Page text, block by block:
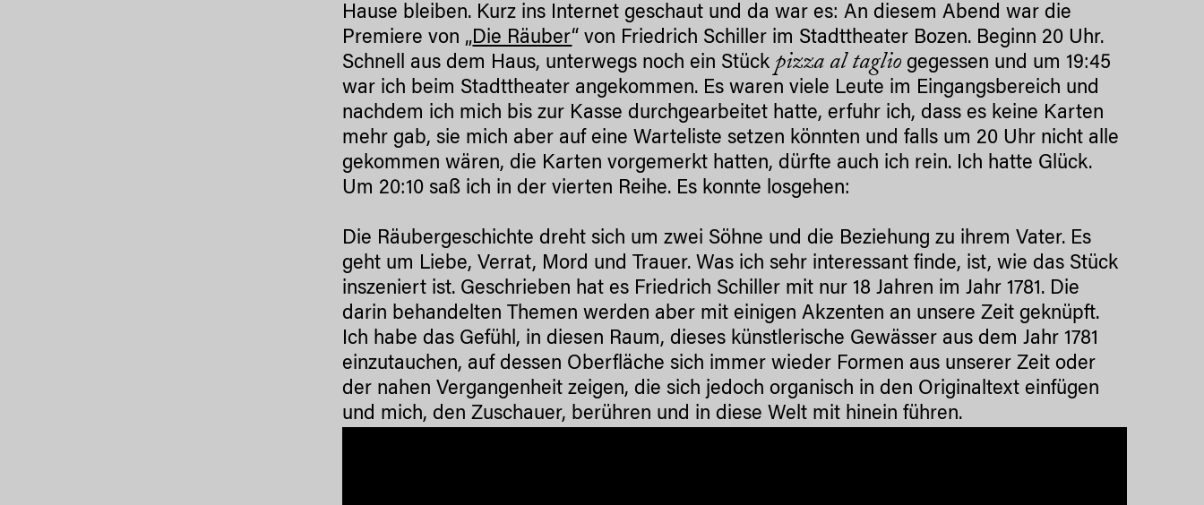
Hause bleiben. Kurz ins Internet geschaut und da war es: An diesem Abend war die
Premiere von „Die Räuber“ von Friedrich Schiller im Stadttheater Bozen. Beginn 20 Uhr.
Schnell aus dem Haus, unterwegs noch ein Stück pizza al taglio gegessen und um 19:45
war ich beim Stadttheater angekommen. Es waren viele Leute im Eingangsbereich und
nachdem ich mich bis zur Kasse durchgearbeitet hatte, erfuhr ich, dass es keine Karten
mehr gab, sie mich aber auf eine Warteliste setzen könnten und falls um 20 Uhr nicht alle
gekommen wären, die Karten vorgemerkt hatten, dürfte auch ich rein. Ich hatte Glück.
Um 20:10 saß ich in der vierten Reihe. Es konnte losgehen:
Die Räubergeschichte dreht sich um zwei Söhne und die Beziehung zu ihrem Vater. Es
geht um Liebe, Verrat, Mord und Trauer. Was ich sehr interessant finde, ist, wie das Stück
inszeniert ist. Geschrieben hat es Friedrich Schiller mit nur 18 Jahren im Jahr 1781. Die
darin behandelten Themen werden aber mit einigen Akzenten an unsere Zeit geknüpft.
Ich habe das Gefühl, in diesen Raum, dieses künstlerische Gewässer aus dem Jahr 1781
einzutauchen, auf dessen Oberfläche sich immer wieder Formen aus unserer Zeit oder
der nahen Vergangenheit zeigen, die sich jedoch organisch in den Originaltext einfügen
und mich, den Zuschauer, berühren und in diese Welt mit hinein führen.